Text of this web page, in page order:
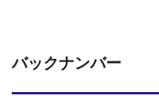
バックナンバー